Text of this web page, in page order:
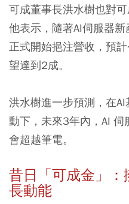
可成董事長洪水樹也對可
他表示，隨著AI伺服器
正式開始挹注營收，預
望達到2成。
洪水樹進一步預測，在
動下，未來3年內，AI
會超越筆電。
昔日「可成金」
長動能